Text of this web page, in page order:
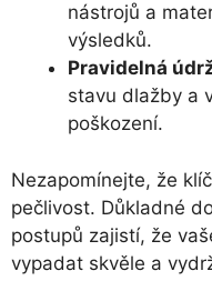
nástrojů a
výsledků.
Pravidelná
stavu dlažby a
poškození.
Nezapomínejte, že
pečlivost. Důkladné
postupů zajistí, že
vypadat skvěle a